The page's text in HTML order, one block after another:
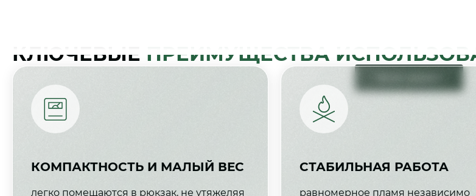
КЛЮЧЕВЫЕ ПРЕИМУЩЕСТВА
КОМПАКТНОСТЬ И МАЛЫЙ ВЕС
легко помещаются в рюкзак, не утяжеляя
СТАБИЛЬНАЯ РАБОТА
равномерное пламя независимо